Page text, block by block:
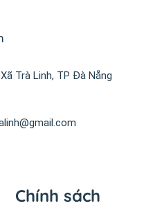
Trà Linh, TP Đà Nẵng
Chính sách